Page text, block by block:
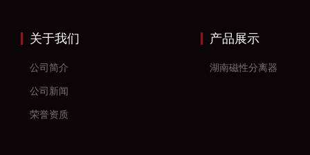
关于我们
公司简介
公司新闻
荣誉资质
产品展示
湖南磁性分离器